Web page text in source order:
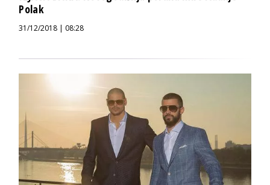
Polak
31/12/2018 | 08:28